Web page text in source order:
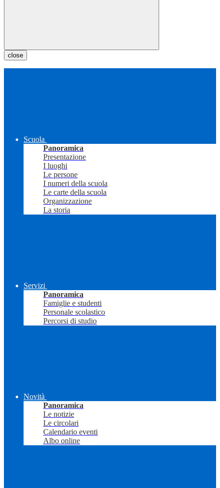
close
Scuola
Panoramica
Presentazione
I luoghi
Le persone
I numeri della scuola
Le carte della scuola
Organizzazione
La storia
Servizi
Panoramica
Famiglie e studenti
Personale scolastico
Percorsi di studio
Novità
Panoramica
Le notizie
Le circolari
Calendario eventi
Albo online